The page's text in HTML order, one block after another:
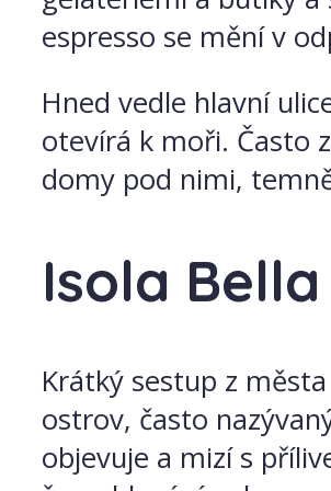
espresso se mění v
Hned vedle hlavní
otevírá k moři. Často
domy pod nimi,
Isola
Krátký sestup z
ostrov, často
objevuje a mizí s